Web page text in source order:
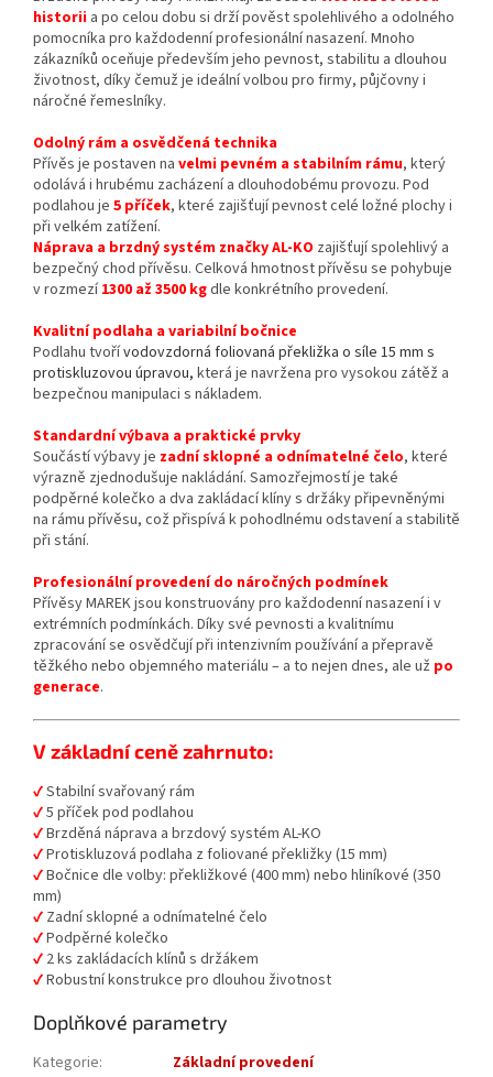
historii a po celou dobu si drží pověst spolehlivého a odolného
pomocníka pro každodenní profesionální nasazení. Mnoho
zákazníků oceňuje především jeho pevnost, stabilitu a dlouhou
životnost, díky čemuž je ideální volbou pro firmy, půjčovny i
náročné řemeslníky.
Odolný rám a osvědčená technika
Přívěs je postaven na velmi pevném a stabilním rámu, který
odolává i hrubému zacházení a dlouhodobému provozu. Pod
podlahou je 5 příček, které zajišťují pevnost celé ložné plochy i
při velkém zatížení.
Náprava a brzdný systém značky AL-KO zajišťují spolehlivý a
bezpečný chod přívěsu. Celková hmotnost přívěsu se pohybuje
v rozmezí1300 až 3500 kgdle konkrétního provedení.
Kvalitní podlaha a variabilní bočnice
Podlahu tvořívodovzdorná foliovaná překližka o síle 15 mm s
protiskluzovou úpravou, která je navržena pro vysokou zátěž a
bezpečnou manipulaci s nákladem.
Standardní výbava a praktické prvky
Součástí výbavy je zadní sklopné a odnímatelné čelo, které
výrazně zjednodušuje nakládání. Samozřejmostí je také
podpěrné kolečko a dva zakládací klíny s držáky připevněnými
na rámu přívěsu, což přispívá k pohodlnému odstavení a stabilitě
při stání.
Profesionální provedení do náročných podmínek
Přívěsy MAREK jsou konstruovány pro každodenní nasazení i v
extrémních podmínkách. Díky své pevnosti a kvalitnímu
zpracování se osvědčují při intenzivním používání a přepravě
těžkého nebo objemného materiálu – a to nejen dnes, ale už po
generace.
V základní ceně zahrnuto:
✔Stabilní svařovaný rám
✔5 příček pod podlahou
✔Brzděná náprava a brzdový systém AL-KO
✔Protiskluzová podlaha z foliované překližky (15 mm)
✔Bočnice dle volby: překližkové (400 mm) nebo hliníkové (350
mm)
✔ Zadní sklopné a odnímatelné čelo
✔Podpěrné kolečko
✔ 2 ks zakládacích klínů s držákem
✔Robustní konstrukce pro dlouhou životnost
Doplňkové parametry
Kategorie:
Základní provedení